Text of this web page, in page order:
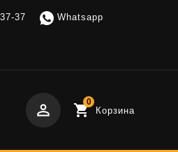
37 Whatsapp
perm_identity shopping_cart0
Корзина